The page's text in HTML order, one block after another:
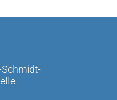
Schmidt-